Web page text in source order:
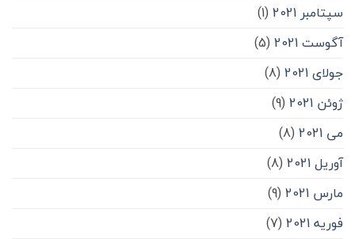
سپتامبر 2021
(1)
آگوست 2021
(5)
جولای 2021
(8)
ژوئن 2021
(9)
می 2021
(8)
آوریل 2021
(8)
مارس 2021
(9)
فوریه 2021
(7)